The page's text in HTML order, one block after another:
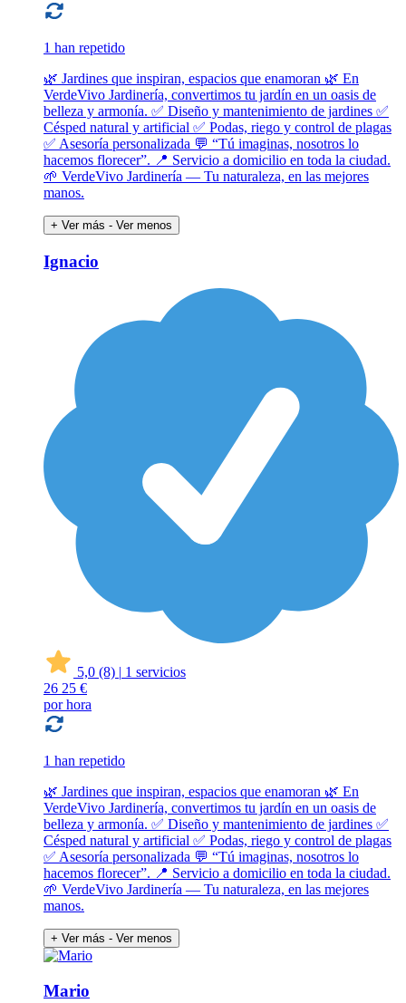
1 han repetido
🌿 Jardines que inspiran, espacios que enamoran 🌿 En
VerdeVivo Jardinería, convertimos tu jardín en un oasis de
belleza y armonía. ✅ Diseño y mantenimiento de jardines ✅
Césped natural y artificial ✅ Podas, riego y control de plagas
✅ Asesoría personalizada 💬 “Tú imaginas, nosotros lo
hacemos florecer”. 📍 Servicio a domicilio en toda la ciudad.
🌱 VerdeVivo Jardinería — Tu naturaleza, en las mejores
manos.
+ Ver más - Ver menos
Ignacio
5,0 (8) | 1 servicios
26 25 €
por hora
1 han repetido
🌿 Jardines que inspiran, espacios que enamoran 🌿 En
VerdeVivo Jardinería, convertimos tu jardín en un oasis de
belleza y armonía. ✅ Diseño y mantenimiento de jardines ✅
Césped natural y artificial ✅ Podas, riego y control de plagas
✅ Asesoría personalizada 💬 “Tú imaginas, nosotros lo
hacemos florecer”. 📍 Servicio a domicilio en toda la ciudad.
🌱 VerdeVivo Jardinería — Tu naturaleza, en las mejores
manos.
+ Ver más - Ver menos
Mario